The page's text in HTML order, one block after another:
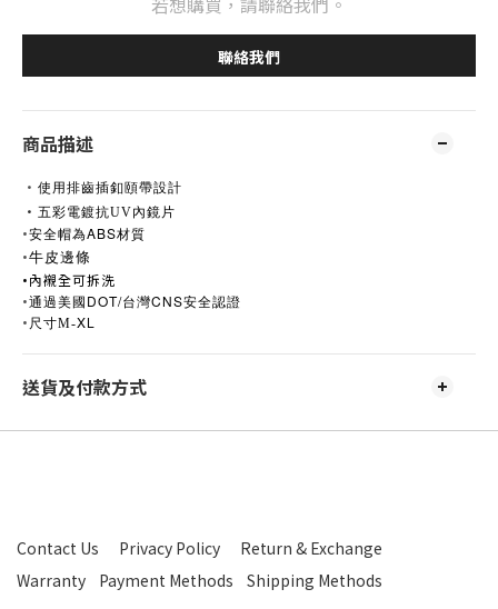
聯絡我們
商品描述
• 使用排齒插釦頤帶設計
• 五彩電鍍抗UV內鏡片
•安全帽為ABS材質
•牛皮邊條
•內襯全可拆洗
•通過美國DOT/台灣CNS安全認證
• 尺寸M-XL
送貨及付款方式
Contact Us Privacy Policy
Return & Exchange
Warranty
Payment Methods Shipping Methods